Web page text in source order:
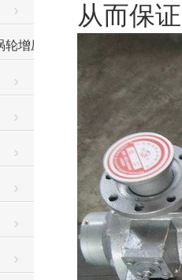
增压泵
从而保